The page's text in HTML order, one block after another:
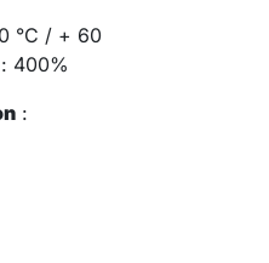
°C / + 60
: 400%
: